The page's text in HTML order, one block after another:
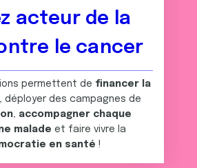
acteur de la
le cancer
permettent de financer la
, déployer des campagnes de
, accompagner chaque
malade et faire vivre la
en santé !